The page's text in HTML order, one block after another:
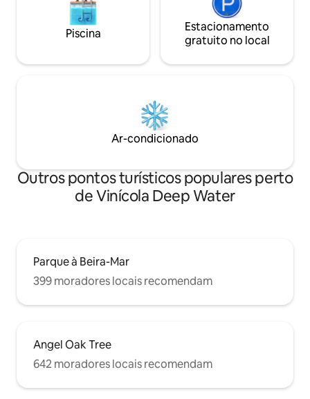
Piscina
Estacionamento
gratuito no local
Ar-condicionado
Outros pontos turísticos populares perto
de Vinícola Deep Water
Parque à Beira-Mar
399 moradores locais recomendam
Angel Oak Tree
642 moradores locais recomendam